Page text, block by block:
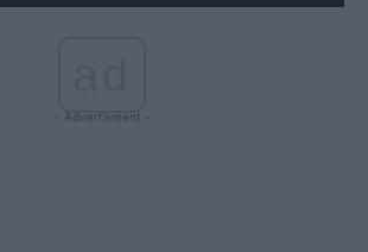
- Advertisment -